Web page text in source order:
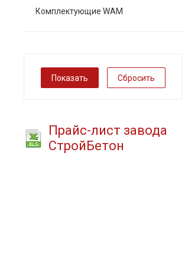
Комплектующие WAM
Сбросить
Прайс-лист завода
СтройБетон